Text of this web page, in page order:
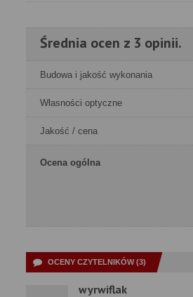
Średnia ocen z 3 opinii.
Budowa i jakość wykonania
Własności optyczne
Jakość / cena
Ocena ogólna
OCENY CZYTELNIKÓW (3)
wyrwiflak